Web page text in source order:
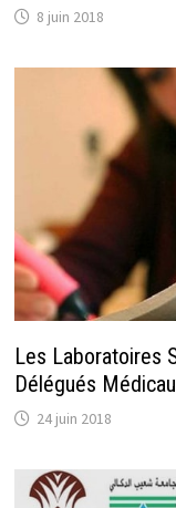
8 juin 2018
Les Laboratoires
Délégués
24 juin 2018